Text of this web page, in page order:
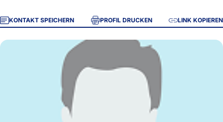
KONTAKT SPEICHERN PROFIL DRUCKEN LINK KOPIEREN